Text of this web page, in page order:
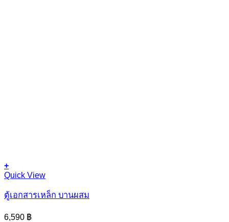
+
Quick View
ตู้เอกสารเหล็ก บานผสม
6,590 ฿